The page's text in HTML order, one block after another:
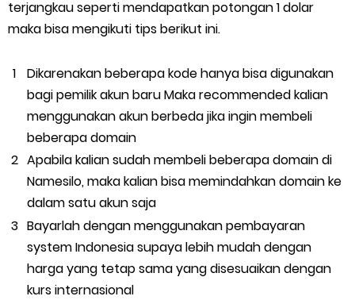
terjangkau seperti mendapatkan potongan 1 dolar
maka bisa mengikuti tips berikut ini.
Dikarenakan beberapa kode hanya bisa digunakan
bagi pemilik akun baru Maka recommended kalian
menggunakan akun berbeda jika ingin membeli
beberapa domain
Apabila kalian sudah membeli beberapa domain di
Namesilo, maka kalian bisa memindahkan domain ke
dalam satu akun saja
Bayarlah dengan menggunakan pembayaran
system Indonesia supaya lebih mudah dengan
harga yang tetap sama yang disesuaikan dengan
kurs internasional